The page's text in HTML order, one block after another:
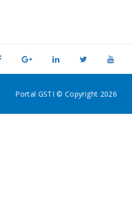
Portal GSTI © Copyright 2026